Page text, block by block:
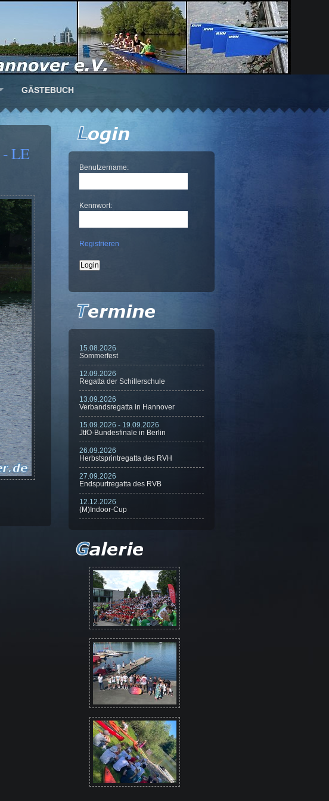
GÄSTEBUCH
- LE
Benutzername:
Kennwort:
Registrieren
15.08.2026
Sommerfest
12.09.2026
Regatta der Schillerschule
13.09.2026
Verbandsregatta in Hannover
15.09.2026 - 19.09.2026
JtfO-Bundesfinale in Berlin
26.09.2026
Herbstsprintregatta des RVH
27.09.2026
Endspurtregatta des RVB
12.12.2026
(M)Indoor-Cup